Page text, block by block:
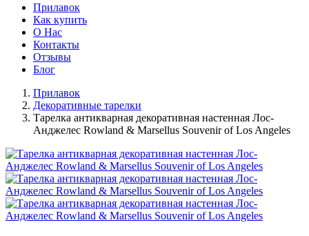
Прилавок
Как купить
О Нас
Контакты
Отзывы
Блог
Прилавок
Декоративные тарелки
Тарелка антикварная декоративная настенная Лос-
Анджелес Rowland & Marsellus Souvenir of Los Angeles